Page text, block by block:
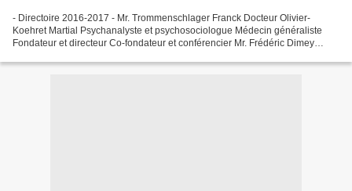
- Directoire 2016-2017 - Mr. Trommenschlager Franck Docteur Olivier-
Koehret Martial Psychanalyste et psychosociologue Médecin généraliste
Fondateur et directeur Co-fondateur et conférencier Mr. Frédéric Dimey